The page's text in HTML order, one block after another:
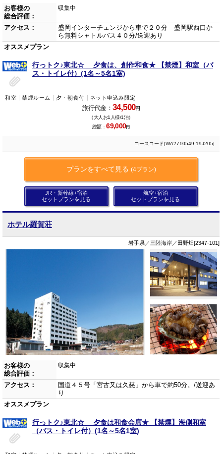
お客様の
総合評価：
収集中
アクセス：
盛岡インターチェンジから車で２０分 盛岡駅西口か
ら無料シャトルバス４０分/送迎あり
オススメプラン
行っトク♪東北☆ 夕食は、創作和食★ 【禁煙】和室（バ
ス・トイレ付）(1名～5名1室)
和室 禁煙ルーム 夕・朝食付 ネット申込み限定
旅行代金：34,500円
（大人お1人様/1泊）
総額：69,000円
コースコード[WA2710549-19J205]
プランをすべて見る (4プラン)
JR・新幹線+宿泊
セットプランを見る
航空+宿泊
セットプランを見る
ホテル羅賀荘
岩手県／三陸海岸／田野畑[2347-101]
お客様の
総合評価：
収集中
アクセス：
国道４５号「宮古又は久慈」から車で約50分。/送迎あ
り
オススメプラン
行っトク♪東北☆ 夕食は和食会席★ 【禁煙】海側和室
（バス・トイレ付）(1名～5名1室)